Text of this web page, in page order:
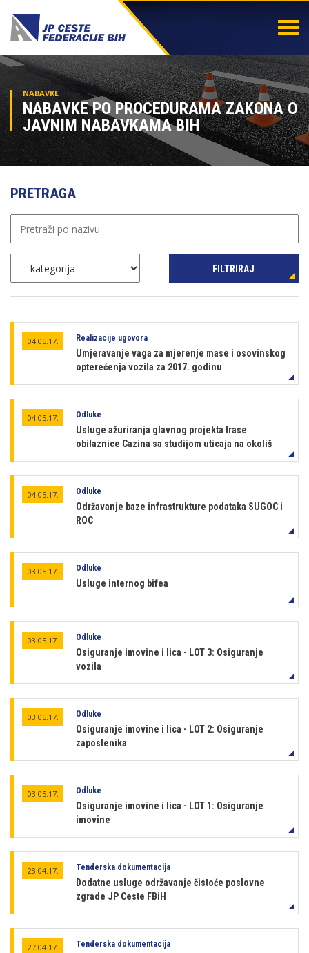
NABAVKE
NABAVKE PO PROCEDURAMA ZAKONA O
JAVNIM NABAVKAMA BIH
PRETRAGA
FILTRIRAJ
04.05.17. Realizacije ugovora
Umjeravanje vaga za mjerenje mase i osovinskog
opterećenja vozila za 2017. godinu
04.05.17. Odluke
Usluge ažuriranja glavnog projekta trase
obilaznice Cazina sa studijom uticaja na okoliš
04.05.17. Odluke
Održavanje baze infrastrukture podataka SUGOC i
ROC
03.05.17. Odluke
Usluge internog bifea
03.05.17. Odluke
Osiguranje imovine i lica - LOT 3: Osiguranje
vozila
03.05.17. Odluke
Osiguranje imovine i lica - LOT 2: Osiguranje
zaposlenika
03.05.17. Odluke
Osiguranje imovine i lica - LOT 1: Osiguranje
imovine
28.04.17. Tenderska dokumentacija
Dodatne usluge održavanje čistoće poslovne
zgrade JP Ceste FBiH
27.04.17. Tenderska dokumentacija